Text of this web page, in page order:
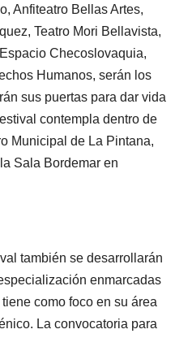
Anfiteatro Bellas Artes,
Teatro Mori Bellavista,
Checoslovaquia,
Humanos, serán los
sus puertas para dar vida
contempla dentro de
Municipal de La Pintana,
Sala Bordemar en
también se desarrollarán
enmarcadas
como foco en su área
La convocatoria para